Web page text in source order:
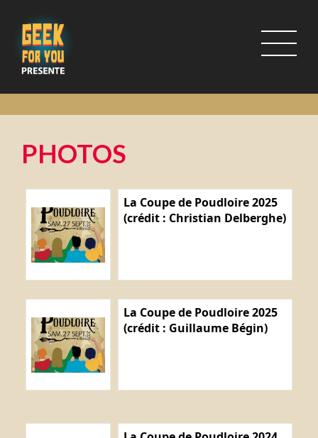
PHOTOS
La Coupe de Poudloire 2025
(crédit : Christian Delberghe)
La Coupe de Poudloire 2025
(crédit : Guillaume Bégin)